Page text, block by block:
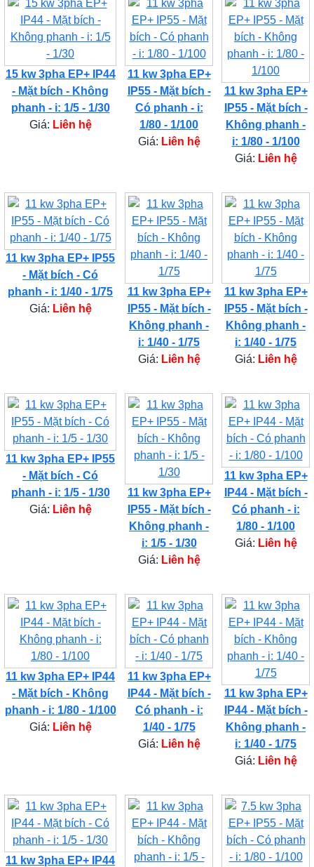
15 kw 3pha EP+ IP44
- Mặt bích - Không
phanh - i: 1/5 - 1/30
Giá: Liên hệ
11 kw 3pha EP+
IP55 - Mặt bích -
Có phanh - i:
1/80 - 1/100
Giá: Liên hệ
11 kw 3pha EP+
IP55 - Mặt bích -
Không phanh -
i: 1/80 - 1/100
Giá: Liên hệ
11 kw 3pha EP+ IP55
- Mặt bích - Có
phanh - i: 1/40 - 1/75
Giá: Liên hệ
11 kw 3pha EP+
IP55 - Mặt bích -
Không phanh -
i: 1/40 - 1/75
Giá: Liên hệ
11 kw 3pha EP+
IP55 - Mặt bích -
Không phanh -
i: 1/40 - 1/75
Giá: Liên hệ
11 kw 3pha EP+ IP55
- Mặt bích - Có
phanh - i: 1/5 - 1/30
Giá: Liên hệ
11 kw 3pha EP+
IP55 - Mặt bích -
Không phanh -
i: 1/5 - 1/30
Giá: Liên hệ
11 kw 3pha EP+
IP44 - Mặt bích -
Có phanh - i:
1/80 - 1/100
Giá: Liên hệ
11 kw 3pha EP+ IP44
- Mặt bích - Không
phanh - i: 1/80 - 1/100
Giá: Liên hệ
11 kw 3pha EP+
IP44 - Mặt bích -
Có phanh - i:
1/40 - 1/75
Giá: Liên hệ
11 kw 3pha EP+
IP44 - Mặt bích -
Không phanh -
i: 1/40 - 1/75
Giá: Liên hệ
11 kw 3pha EP+ IP44